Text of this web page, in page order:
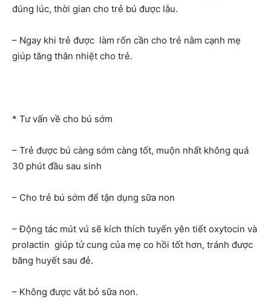
đúng lúc, thời gian cho trẻ bú được lâu.
– Ngay khi trẻ được làm rốn cần cho trẻ nằm cạnh mẹ
giúp tăng thân nhiệt cho trẻ.
* Tư vấn về cho bú sớm
– Trẻ được bú càng sớm càng tốt, muộn nhất không quá
30 phút đầu sau sinh
– Cho trẻ bú sớm để tận dụng sữa non
– Động tác mút vú sẽ kích thích tuyến yên tiết oxytocin và
prolactin giúp tử cung của mẹ co hồi tốt hơn, tránh được
băng huyết sau đẻ.
– Không được vắt bỏ sữa non.